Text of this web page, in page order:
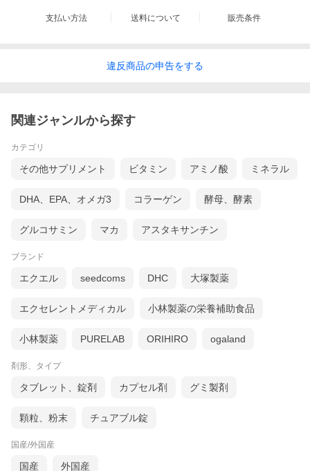
支払い方法 送料について 販売条件
違反商品の申告をする
関連ジャンルから探す
カテゴリ
その他サプリメント ビタミン アミノ酸 ミネラル
DHA、EPA、オメガ3 コラーゲン 酵母、酵素
グルコサミン マカ アスタキサンチン
ブランド
エクエル seedcoms DHC 大塚製薬
エクセレントメディカル 小林製薬の栄養補助食品
小林製薬 PURELAB ORIHIRO ogaland
剤形、タイプ
タブレット、錠剤 カプセル剤 グミ製剤
顆粒、粉末 チュアブル錠
国産/外国産
国産 外国産